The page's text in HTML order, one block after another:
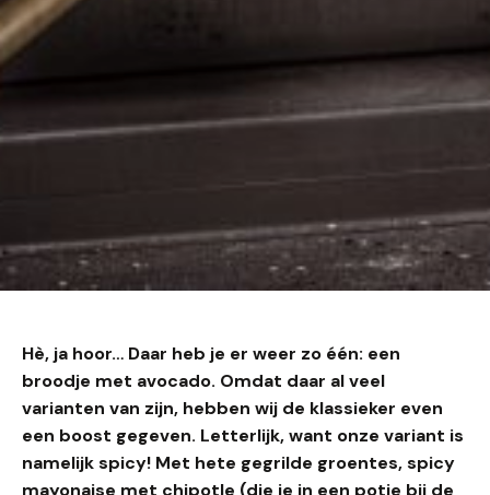
Hè, ja hoor… Daar heb je er weer zo één: een
broodje met avocado. Omdat daar al veel
varianten van zijn, hebben wij de klassieker even
een boost gegeven. Letterlijk, want onze variant is
namelijk spicy! Met hete gegrilde groentes, spicy
mayonaise met chipotle (die je in een potje bij de